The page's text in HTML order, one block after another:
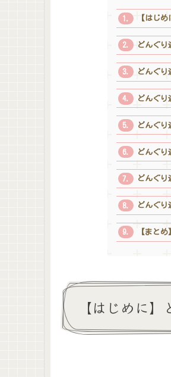
【はじ
どんぐ
どんぐ
どんぐ
どんぐ
どんぐ
どんぐ
どんぐ
【まと
【はじめに